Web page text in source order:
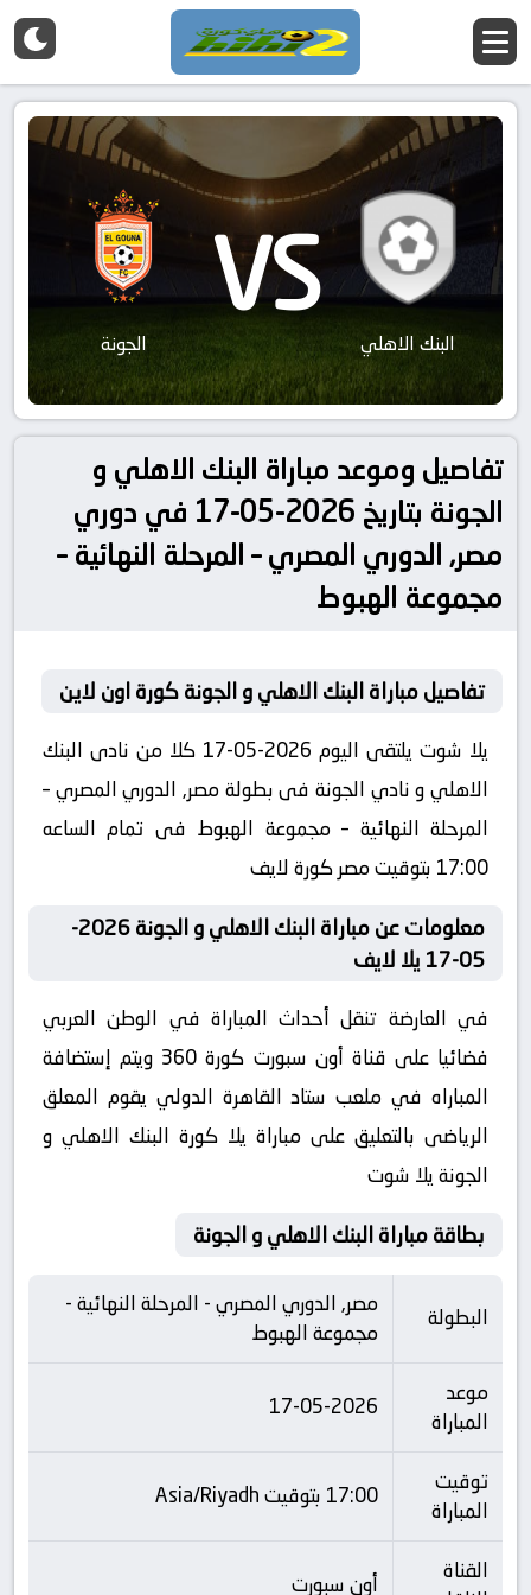
البنك الاهلي VS الجونة
تفاصيل وموعد مباراة البنك الاهلي و
الجونة بتاريخ 2026-05-17 في دوري
مصر, الدوري المصري – المرحلة النهائية –
مجموعة الهبوط
تفاصيل مباراة البنك الاهلي و الجونة كورة اون لاين
يلا شوت يلتقى اليوم 2026-05-17 كلا من نادى البنك
الاهلي و نادي الجونة فى بطولة مصر, الدوري المصري –
المرحلة النهائية – مجموعة الهبوط فى تمام الساعه
17:00 بتوقيت مصر كورة لايف
معلومات عن مباراة البنك الاهلي و الجونة 2026-
05-17 يلا لايف
في العارضة تنقل أحداث المباراة في الوطن العربي
فضائيا على قناة أون سبورت كورة 360 ويتم إستضافة
المباراه في ملعب ستاد القاهرة الدولي يقوم المعلق
الرياضى بالتعليق على مباراة يلا كورة البنك الاهلي و
الجونة يلا شوت
بطاقة مباراة البنك الاهلي و الجونة
البطولة
مصر, الدوري المصري - المرحلة النهائية -
مجموعة الهبوط
موعد
المباراة
17-05-2026
توقيت
المباراة
17:00 بتوقيت Asia/Riyadh
القناة
أون سبورت